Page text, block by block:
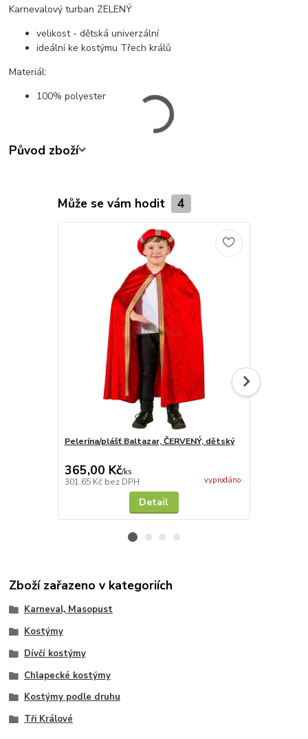
Karnevalový turban ZELENÝ
velikost - dětská univerzální
ideální ke kostýmu Třech králů
Materiál:
100% polyester
Původ zboží
Může se vám hodit 4
Pelerína/plášť Baltazar, ČERVENÝ, dětský
365,00 Kč/ks
301,65 Kč bez DPH vyprodáno
Detail
Zboží zařazeno v kategoriích
Karneval, Masopust
Kostýmy
Dívčí kostýmy
Chlapecké kostýmy
Kostýmy podle druhu
Tři Králové